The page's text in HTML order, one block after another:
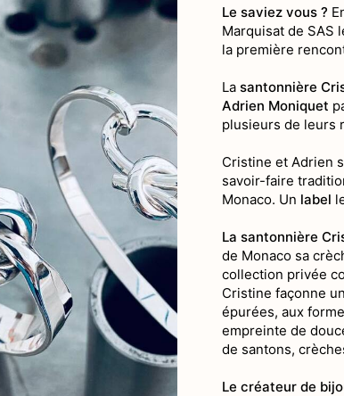
Aux
Le saviez vous ?
Marquisat de SAS
la première
La santonnière
Adrien Moniquet
plusieurs de leurs
Cristine et Adrien
savoir-faire
Monaco. Un label
La santonnière
de Monaco sa
collection privée
Cristine façonne
épurées, aux
empreinte de
de santons,
Le créateur de